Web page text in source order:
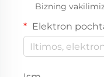
Bizning
Elektron